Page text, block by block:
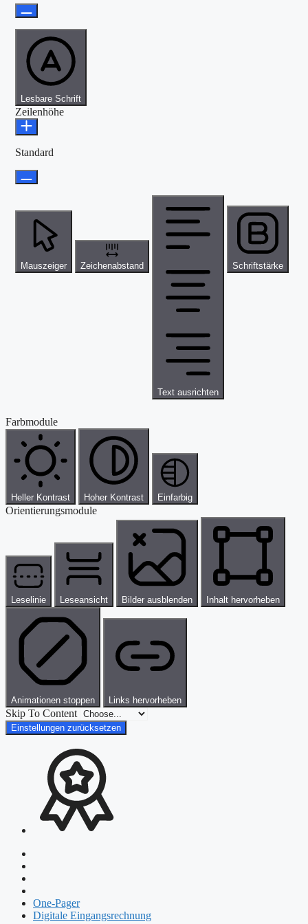
Lesbare Schrift
Zeilenhöhe
Standard
Mauszeiger Zeichenabstand
Text ausrichten
Schriftstärke
Farbmodule
Heller Kontrast Hoher Kontrast Einfarbig
Orientierungsmodule
Leselinie Leseansicht Bilder ausblenden Inhalt hervorheben
Animationen stoppen Links hervorheben
Skip To Content
Einstellungen zurücksetzen
One-Pager
Digitale Eingangsrechnung